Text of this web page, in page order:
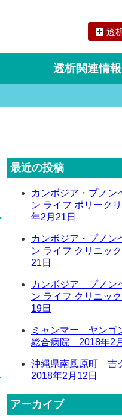
透
透析関連情報
最近の投稿
カンボジア・プノ
ン ライフ ポリーク
年2月21日
カンボジア・プノ
ン ライフ クリニッ
21日
カンボジア プノ
ン ライフ クリニッ
19日
ミャンマー ヤンゴ
総合病院 2018年2
沖縄県南風原町 吉
2018年2月12日
アーカイブ